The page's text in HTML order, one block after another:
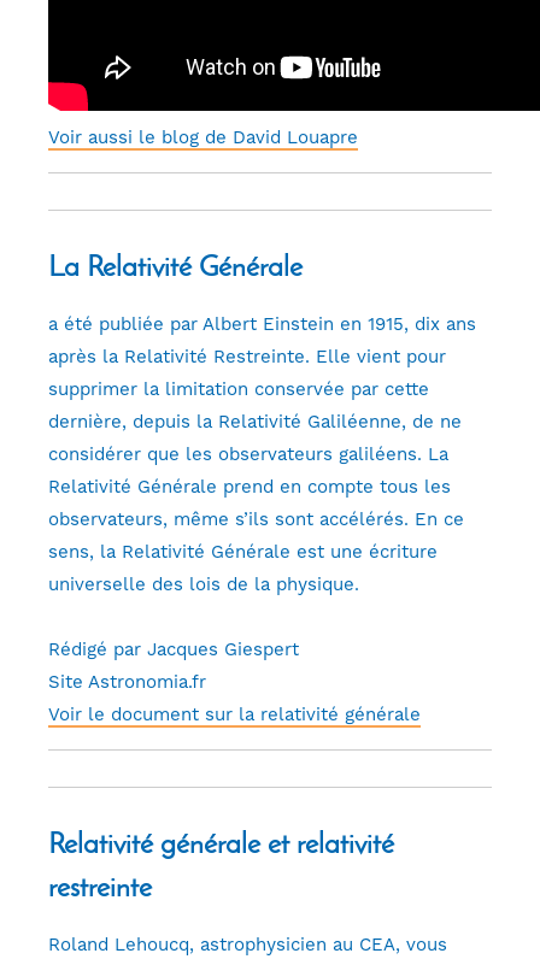
Voir aussi le blog de David Louapre
La Relativité Générale
a été publiée par Albert Einstein en 1915, dix ans
après la Relativité Restreinte. Elle vient pour
supprimer la limitation conservée par cette
dernière, depuis la Relativité Galiléenne, de ne
considérer que les observateurs galiléens. La
Relativité Générale prend en compte tous les
observateurs, même s’ils sont accélérés. En ce
sens, la Relativité Générale est une écriture
universelle des lois de la physique.
Rédigé par Jacques Giespert
Site Astronomia.fr
Voir le document sur la relativité générale
Relativité générale et relativité
restreinte
Roland Lehoucq, astrophysicien au CEA, vous